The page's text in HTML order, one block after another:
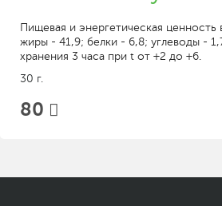
Пищевая и энергетическая ценность
жиры - 41,9; белки - 6,8; углеводы -
хранения 3 часа при t от +2 до +6.
30 г.
80